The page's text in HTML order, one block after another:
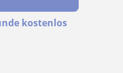
kostenlos